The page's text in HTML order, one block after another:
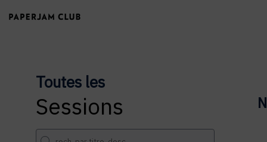
Toutes les
Sessions